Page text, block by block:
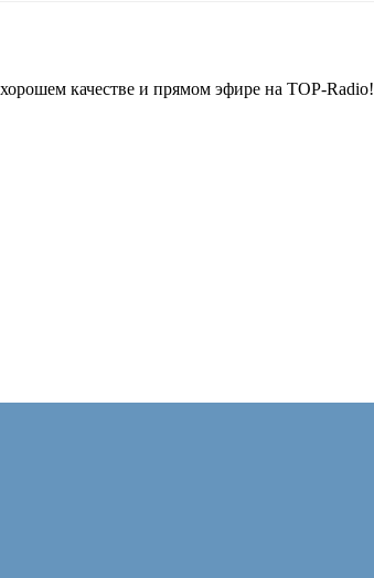
качестве и прямом эфире на TOP-Radio!